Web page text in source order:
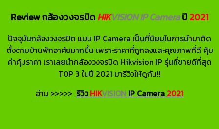
Review กล้องวงจรปิดHIKVISION IP Cameraปี2021
ปัจจุบันกล้องวงจรปิด แบบ IP Camera เป็นที่นิยมในการนำมาติด
ตั้งตามบ้านพักอาศัยมากขึ้น เพราะราคาที่ถูกลงและคุณภาพที่ดี คุ้ม
ค่าคุ้มราคา เราเลยนำกล้องวงจรปิด Hikvision IP รุ่นที่ขายดีที่สุด
TOP 3 ในปี 2021 มารีวิวให้ดูกัน!!
อ่าน >>>>> รีวิวHIKVISION IP Camera 2021